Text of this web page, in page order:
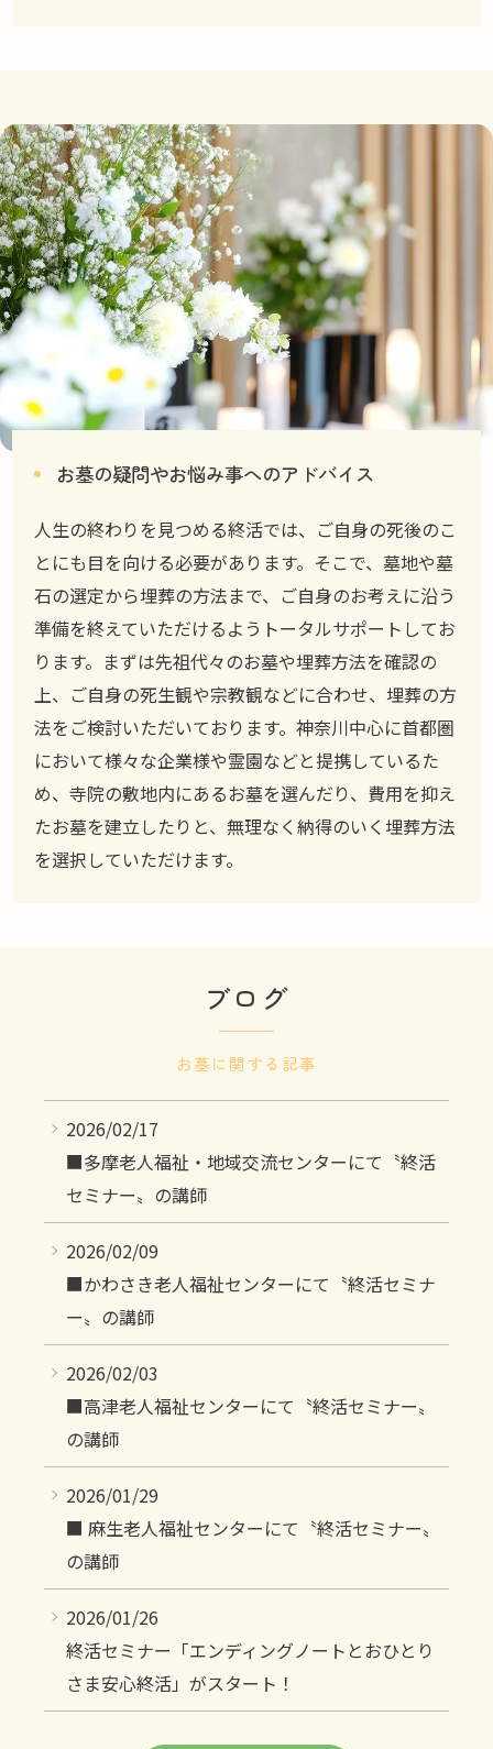
お墓の疑問やお悩み事へのアドバイス
人生の終わりを見つめる終活では、ご自身の死後のこ
とにも目を向ける必要があります。そこで、墓地や墓
石の選定から埋葬の方法まで、ご自身のお考えに沿う
準備を終えていただけるようトータルサポートしてお
ります。まずは先祖代々のお墓や埋葬方法を確認の
上、ご自身の死生観や宗教観などに合わせ、埋葬の方
法をご検討いただいております。神奈川中心に首都圏
において様々な企業様や霊園などと提携しているた
め、寺院の敷地内にあるお墓を選んだり、費用を抑え
たお墓を建立したりと、無理なく納得のいく埋葬方法
を選択していただけます。
ブログ
お墓に関する記事
2026/02/17
■多摩老人福祉・地域交流センターにて〝終活
セミナー〟の講師
2026/02/09
■かわさき老人福祉センターにて〝終活セミナ
ー〟の講師
2026/02/03
■高津老人福祉センターにて〝終活セミナー〟
の講師
2026/01/29
■ 麻生老人福祉センターにて〝終活セミナー〟
の講師
2026/01/26
終活セミナー「エンディングノートとおひとり
さま安心終活」がスタート！